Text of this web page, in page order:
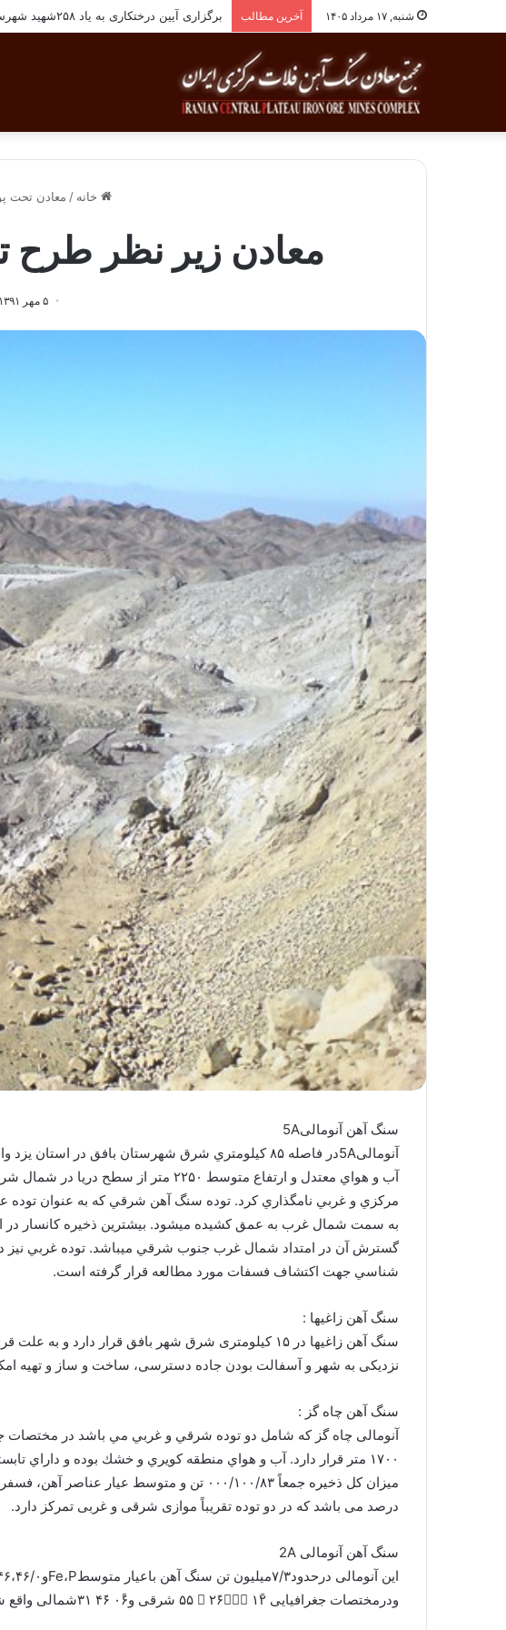
شنبه, ۱۷ مرداد ۱۴۰۵ آخرین مطالب برگزاری آیین درختکاری به یاد ۲۵۸شهید شهرستان بافق
خانه / معادن تحت
معادن زیر نظر طرح
۵ مهر ۱۳۹۱
سنگ آهن آنومالی5A
آب و هواي معتدل و ارتفاع متوسط
مركزي و غربي نامگذاري كرد. توده سنگ آهن شرقي كه به عنوان
به سمت شمال غرب به عمق كشيده ميشود. بيشترين ذخيره كانسار در
گسترش آن در امتداد شمال غرب جنوب شرقي ميباشد. توده غربي
شناسي جهت اكتشاف فسفات مورد مطالعه قرار گرفته است.
سنگ آهن زاغیها :
سنگ آهن زاغیها در ۱۵ کیلومتری شرق شهر بافق قرار
نزدیکی به شهر و آسفالت بودن جاده دسترسی، ساخت و ساز و تهیه
سنگ آهن چاه گز :
درصد می باشد که در دو توده تقریباً موازی شرقی و غربی تمرکز دارد.
سنگ آهن آنومالی 2A
این آنومالی درحدود۷/۳میلیون تن سنگ آهن باعیار متوسطFe،PوFeO،۴۶،۴۶/۰و۱۳رادارا
ودرمختصات جغرافیایی ۱۲ً ََِ۲۶َ َ ۵۵ شرقی و۰۶ً ۴۶َ ۳۱شمالی واقع شده است.